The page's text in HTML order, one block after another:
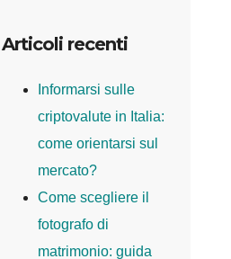
Articoli recenti
Informarsi sulle
criptovalute in Italia:
come orientarsi sul
mercato?
Come scegliere il
fotografo di
matrimonio: guida